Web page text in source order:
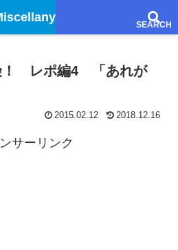
学的感想とか想像とか妄想とか……
！ レポ編4 「あれが
2015.02.12 2018.12.16
サーリンク